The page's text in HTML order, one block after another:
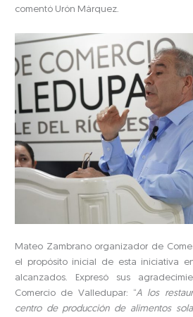
comentó Urón Márquez.
Mateo Zambrano organizador de
el propósito inicial de esta iniciativa
alcanzados. Expresó sus
Comercio de Valledupar: “A los
centro de producción de alimentos